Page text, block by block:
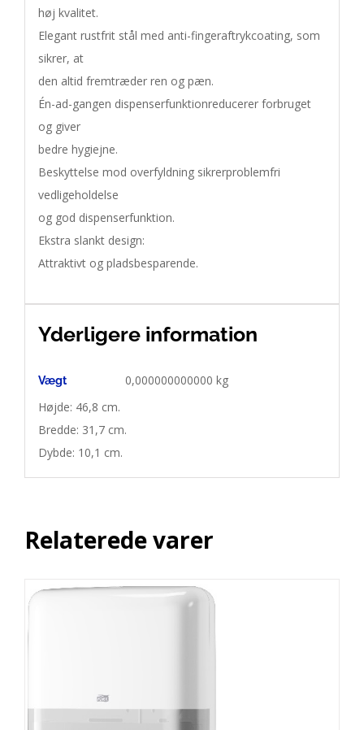
høj kvalitet.
Elegant rustfrit stål med anti-fingeraftrykcoating, som
sikrer, at
den altid fremtræder ren og pæn.
Én-ad-gangen dispenserfunktionreducerer forbruget
og giver
bedre hygiejne.
Beskyttelse mod overfyldning sikrerproblemfri
vedligeholdelse
og god dispenserfunktion.
Ekstra slankt design:
Attraktivt og pladsbesparende.
Yderligere information
Vægt
0,000000000000 kg
Højde: 46,8 cm.
Bredde: 31,7 cm.
Dybde: 10,1 cm.
Relaterede varer